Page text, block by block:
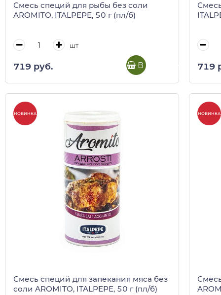
Смесь специй для рыбы без соли
AROMITO, ITALPEPE, 50 г (пл/б)
шт
719 руб. В корзину 719
НОВИНКА
Смесь специй для запекания мяса без
соли AROMITO, ITALPEPE, 50 г (пл/б)
НОВИНКА